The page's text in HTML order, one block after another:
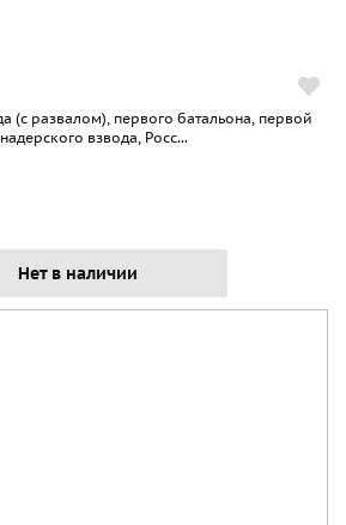
(с развалом), первого батальона, первой
взвода, Росс...
Нет в наличии